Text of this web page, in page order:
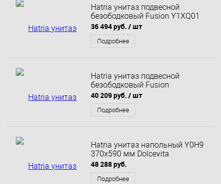
Hatria унитаз подвесной
безободковый Fusion Y1XQ01
36 494 руб. / шт
Подробнее
Hatria унитаз подвесной
безободковый Fusion
40 209 руб. / шт
Подробнее
Hatria унитаз напольный Y0H9
370х590 мм Dolcevita
48 288 руб.
Подробнее